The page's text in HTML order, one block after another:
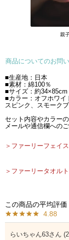
親
商品についてのお問
■生産地：日本
■素材：綿100％
■サイズ：約34×85cm
■カラー：オフホワイ
スピンク、スモーク
セット内容やカラーの
メールや通信欄への
＞ファーリーフェイ
＞ファーリータオル
4.88
らいちゃん63 2